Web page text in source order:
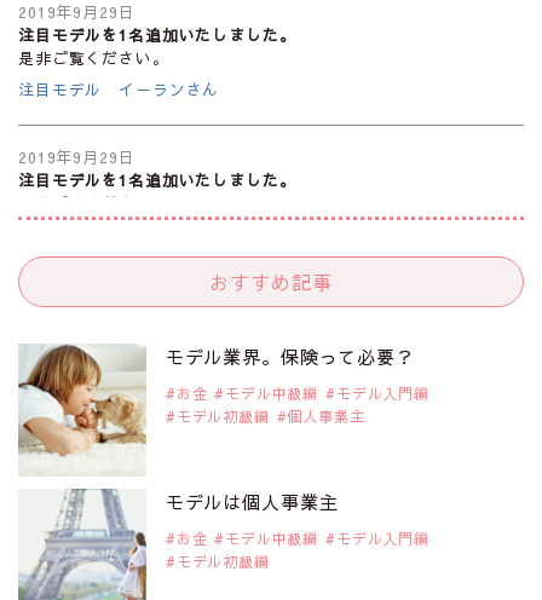
2019年9月29日
注目モデルを1名追加いたしました。
是非ご覧ください。
注目モデル イーランさん
2019年9月29日
注目モデルを1名追加いたしました。
是非ご覧ください。
2019年9月29日
是非ご覧ください。
注目モデル カーラ・デルヴィーニュ
2019年9月29日
是非ご覧ください。
注目モデル 松川 来海さん
2019年9月29日
おすすめ記事
モデル業界。保険って必要？
お金 モデル中級編
モデル入門編
モデル初級編
個人事業主
モデルは個人事業主
お金 モデル中級編
モデル入門編
モデル初級編